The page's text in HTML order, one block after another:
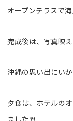
オープンテラスで
完成後は、写真映
沖縄の思い出にい
夕食は、ホテルの
ました🍴